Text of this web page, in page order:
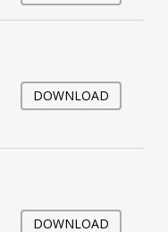
DOWNLOAD
DOWNLOAD